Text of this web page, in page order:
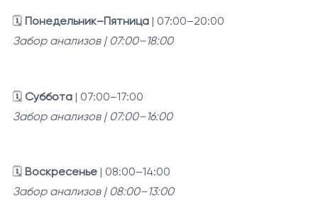
🗓️ Понедельник–Пятница| 07:00–20:00
Забор анализов | 07:00–18:00
🗓️ Суббота| 07:00–17:00
Забор анализов | 07:00–16:00
🗓️ Воскресенье | 08:00–14:00
Забор анализов | 08:00–13:00